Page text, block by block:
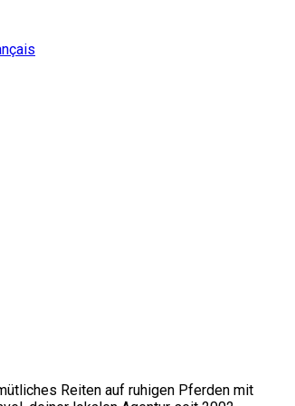
Reiten auf ruhigen Pferden mit